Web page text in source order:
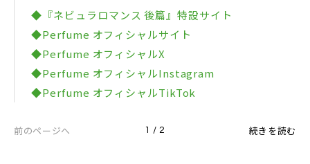
◆『ネビュラロマンス 後篇』特設サイト
◆Perfume オフィシャルサイト
◆Perfume オフィシャルX
◆Perfume オフィシャルInstagram
◆Perfume オフィシャルTikTok
前のページへ 1 / 2 続きを読む